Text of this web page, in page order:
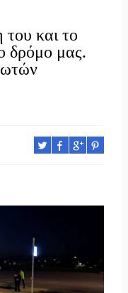
του και το
δρόμο μας.